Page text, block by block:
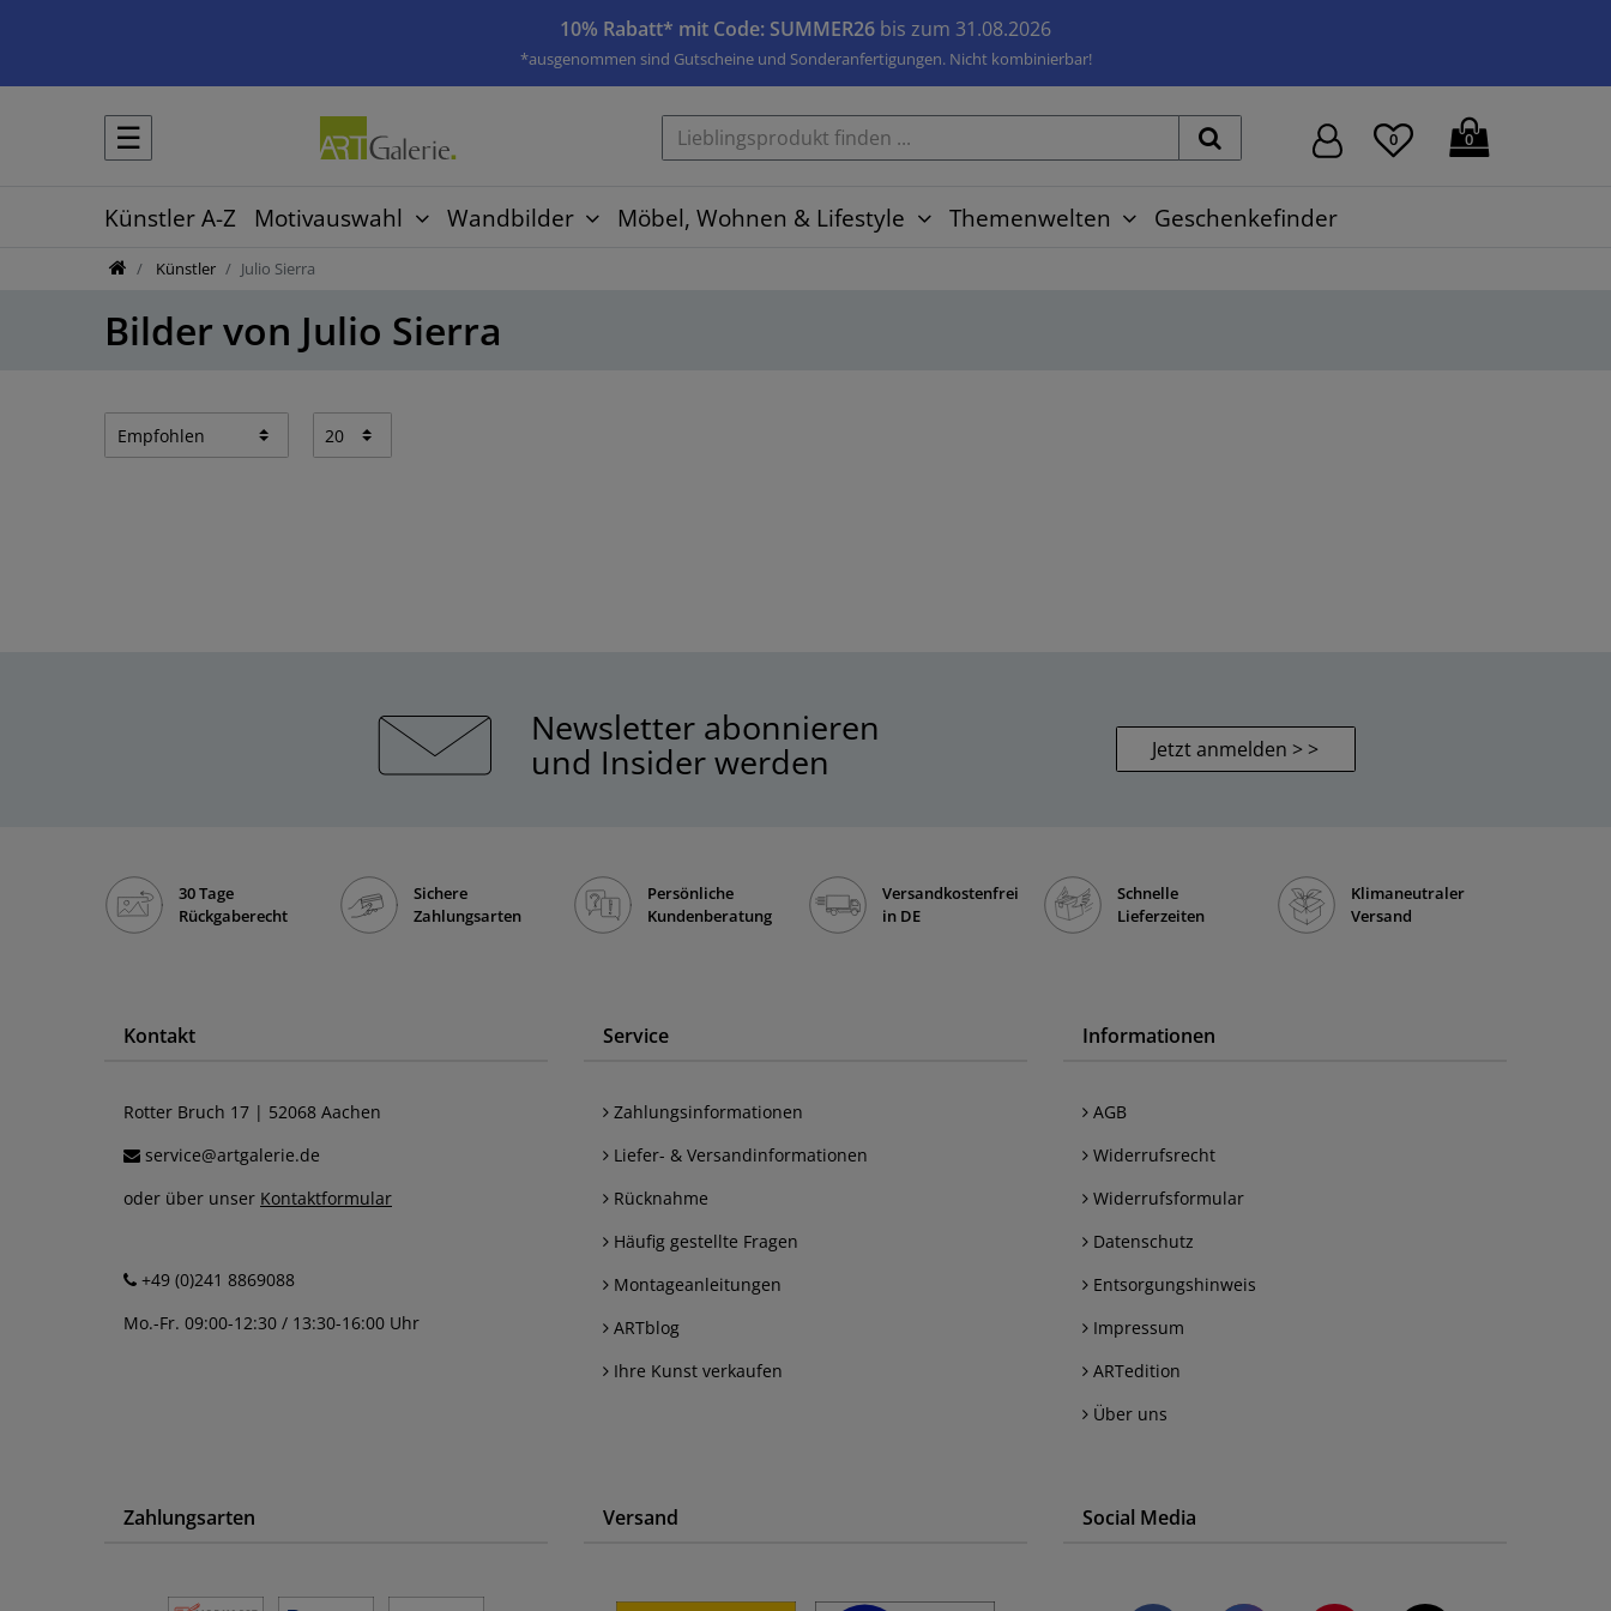
10% Rabatt* mit Code: SUMMER26 bis zum 31.08.2026
*ausgenommen sind Gutscheine und Sonderanfertigungen. Nicht kombinierbar!
☰ 0 0
Künstler A-Z Motivauswahl Wandbilder Möbel, Wohnen & Lifestyle Themenwelten Geschenkefinder
Künstler Julio Sierra
Bilder von Julio Sierra
Newsletter abonnieren
und Insider werden Jetzt anmelden > >
30 Tage
Rückgaberecht
Sichere
Zahlungsarten
Persönliche
Kundenberatung
Versandkostenfrei
in DE
Schnelle
Lieferzeiten
Klimaneutraler
Versand
Kontakt
Rotter Bruch 17 | 52068 Aachen
service@artgalerie.de
oder über unser Kontaktformular
+49 (0)241 8869088
Mo.-Fr. 09:00-12:30 / 13:30-16:00 Uhr
Service
Zahlungsinformationen
Liefer- & Versandinformationen
Rücknahme
Häufig gestellte Fragen
Montageanleitungen
ARTblog
Ihre Kunst verkaufen
Informationen
AGB
Widerrufsrecht
Widerrufsformular
Datenschutz
Entsorgungshinweis
Impressum
ARTedition
Über uns
Zahlungsarten Versand Social Media